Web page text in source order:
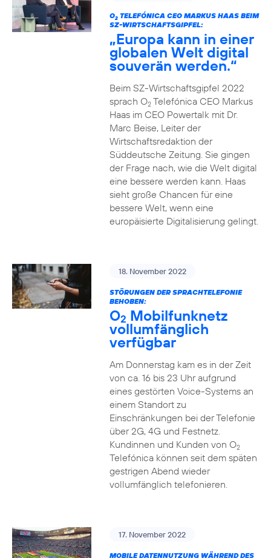
O2TELEFÓNICA CEO MARKUS HAAS BEIM
SZ-WIRTSCHAFTSGIPFEL:
„Europa kann in einer
globalen Welt digital
souverän werden.“
Beim SZ-Wirtschaftsgipfel 2022
sprach O2Telefónica CEO Markus
Haas im CEO Powertalk mit Dr.
Marc Beise, Leiter der
Wirtschaftsredaktion der
Süddeutsche Zeitung. Sie gingen
der Frage nach, wie die Welt digital
eine bessere werden kann. Haas
sieht große Chancen für eine
bessere Welt, wenn eine
europäisierte Digitalisierung gelingt.
18. November 2022
STÖRUNGEN DER SPRACHTELEFONIE
BEHOBEN:
O2 Mobilfunknetz
vollumfänglich
verfügbar
Am Donnerstag kam es in der Zeit
von ca. 16 bis 23 Uhr aufgrund
eines gestörten Voice-Systems an
einem Standort zu
Einschränkungen bei der Telefonie
über 2G, 4G und Festnetz.
Kundinnen und Kunden von O2
Telefónica können seit dem späten
gestrigen Abend wieder
vollumfänglich telefonieren.
17. November 2022
MOBILE DATENNUTZUNG WÄHREND DES